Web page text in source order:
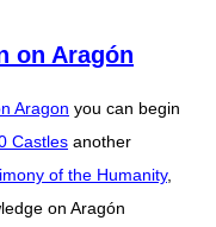
on Aragón
Aragon you can begin
Castles another
of the Humanity,
on Aragón